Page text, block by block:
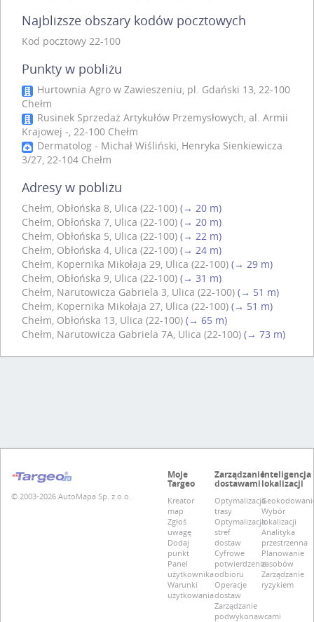
Najbliższe obszary kodów pocztowych
Kod pocztowy 22-100
Punkty w pobliżu
Hurtownia Agro w Zawieszeniu, pl. Gdański 13, 22-100
Chełm
Rusinek Sprzedaż Artykułów Przemysłowych, al. Armii
Krajowej -, 22-100 Chełm
Dermatolog - Michał Wiśliński, Henryka Sienkiewicza
3/27, 22-104 Chełm
Adresy w pobliżu
Chełm, Obłońska 8, Ulica (22-100) (→ 20 m)
Chełm, Obłońska 7, Ulica (22-100) (→ 20 m)
Chełm, Obłońska 5, Ulica (22-100) (→ 22 m)
Chełm, Obłońska 4, Ulica (22-100) (→ 24 m)
Chełm, Kopernika Mikołaja 29, Ulica (22-100) (→ 29 m)
Chełm, Obłońska 9, Ulica (22-100) (→ 31 m)
Chełm, Narutowicza Gabriela 3, Ulica (22-100) (→ 51 m)
Chełm, Kopernika Mikołaja 27, Ulica (22-100) (→ 51 m)
Chełm, Obłońska 13, Ulica (22-100) (→ 65 m)
Chełm, Narutowicza Gabriela 7A, Ulica (22-100) (→ 73 m)
© 2003-2026 AutoMapa Sp. z o.o.
Moje
Targeo
Kreator
map
Zgłoś
uwagę
Dodaj
punkt
Panel
użytkownika
Warunki
użytkowania
Zarządzanie
dostawami
Optymalizacja
trasy
Optymalizacja
stref
dostaw
Cyfrowe
potwierdzenie
odbioru
Operacje
dostaw
Zarządzanie
podwykonawcami
Inteligencja
lokalizacji
Wybór
lokalizacji
Analityka
przestrzenna
Planowanie
zasobów
Zarządzanie
ryzykiem